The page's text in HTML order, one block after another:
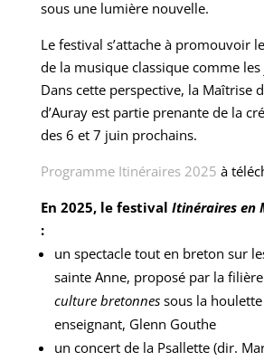
sous une lumière nouvelle.
Le festival s’attache à promouvoir
de la musique classique comme
Dans cette perspective, la Maîtrise
d’Auray est partie prenante de la
des 6 et 7 juin prochains.
Programme Itinéraires 2025 à
En 2025, le festival Itinéraires en
:
un spectacle tout en breton sur
sainte Anne, proposé par la filière
culture bretonnessous la
enseignant, Glenn Gouthe
un concert de la Psallette (dir.